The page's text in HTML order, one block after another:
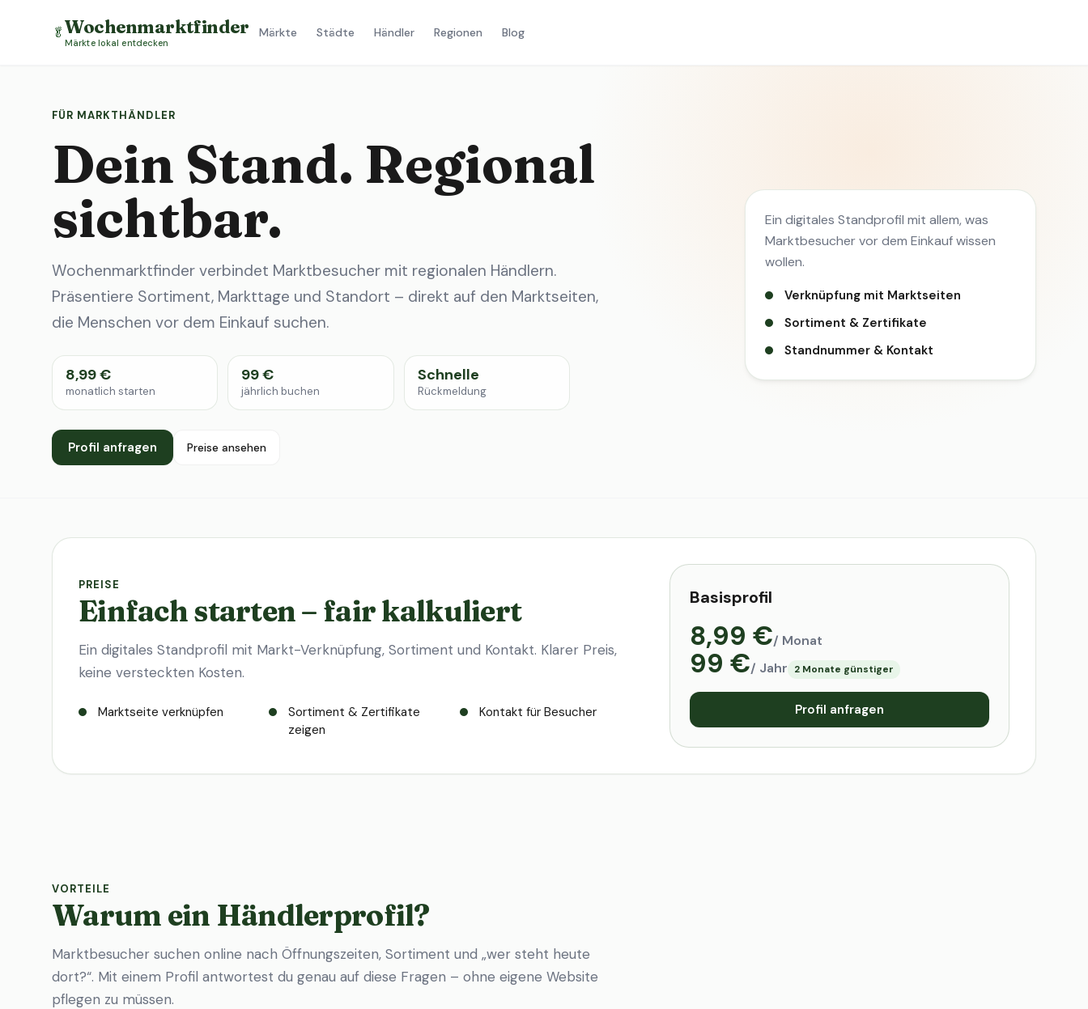
🥬Wochenmarktfinder
Märkte lokal entdecken
Märkte Städte Händler Regionen Blog
FÜR MARKTHÄNDLER
Dein Stand. Regional
sichtbar.
Wochenmarktfinder verbindet Marktbesucher mit regionalen Händlern.
Präsentiere Sortiment, Markttage und Standort – direkt auf den Marktseiten,
die Menschen vor dem Einkauf suchen.
8,99 €
monatlich starten
99 €
jährlich buchen
Schnelle
Rückmeldung
Profil anfragen Preise ansehen
Ein digitales Standprofil mit allem, was
Marktbesucher vor dem Einkauf wissen
wollen.
Verknüpfung mit Marktseiten
Sortiment & Zertifikate
Standnummer & Kontakt
PREISE
Einfach starten – fair kalkuliert
Ein digitales Standprofil mit Markt-Verknüpfung, Sortiment und Kontakt. Klarer Preis,
keine versteckten Kosten.
Marktseite verknüpfen
Sortiment & Zertifikate
zeigen
Kontakt für Besucher
Basisprofil
8,99 €/ Monat
99 €/ Jahr 2 Monate günstiger
Profil anfragen
VORTEILE
Warum ein Händlerprofil?
Marktbesucher suchen online nach Öffnungszeiten, Sortiment und „wer steht heute
dort?“. Mit einem Profil antwortest du genau auf diese Fragen – ohne eigene Website
pflegen zu müssen.